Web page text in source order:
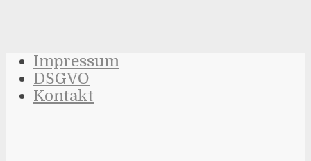
Impressum
DSGVO
Kontakt